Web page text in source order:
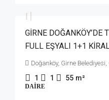
GİRNE DOĞANKÖY’DE
FULL EŞYALI 1+1
Doğanköy, Girne Belediyesi,
1 1 55 m²
DAIRE